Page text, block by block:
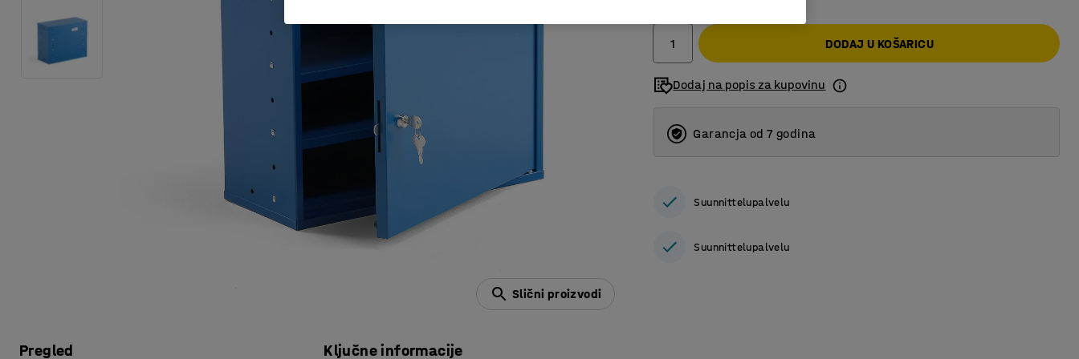
Slični proizvodi
Pregled Ključne informacije
DODAJ U KOŠARICU
Dodaj na popis za kupovinu
Garancja od 7 godina
Suunnittelupalvelu
Suunnittelupalvelu